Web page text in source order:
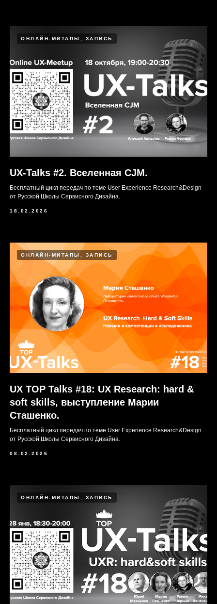
ОНЛАЙН-МИТАПЫ, ЗАПИСЬ
UX-Talks #2. Вселенная CJM.
Бесплатный цикл передач по теме User Experience Research&Design
от Русской Школы Сервисного Дизайна.
18.02.2026
ОНЛАЙН-МИТАПЫ, ЗАПИСЬ
UX TOP Talks #18: UX Research: hard &
soft skills, выступление Марии
Сташенко.
Бесплатный цикл передач по теме User Experience Research&Design
от Русской Школы Сервисного Дизайна.
08.02.2026
ОНЛАЙН-МИТАПЫ, ЗАПИСЬ